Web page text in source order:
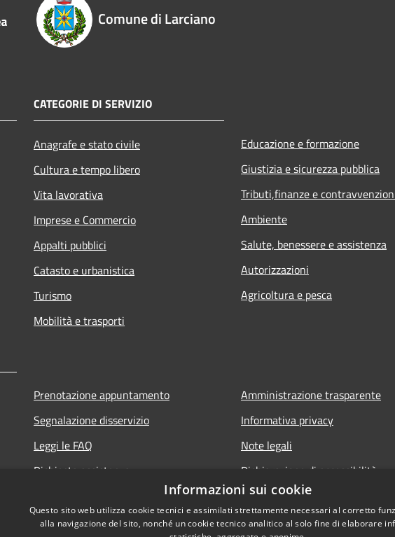
Comune di Larciano
CATEGORIE DI SERVIZIO
Anagrafe e stato civile
Cultura e tempo libero
Vita lavorativa
Imprese e Commercio
Appalti pubblici
Catasto e urbanistica
Turismo
Mobilità e trasporti
Educazione e formazione
Giustizia e sicurezza pubblica
Tributi,finanze e
Ambiente
Salute, benessere e assistenza
Autorizzazioni
Agricoltura e pesca
Prenotazione appuntamento
Segnalazione disservizio
Leggi le FAQ
Richiesta assistenza
Amministrazione trasparente
Informativa privacy
Note legali
Dichiarazione di accessibilità
Informazioni sui cookie
Questo sito web utilizza cookie tecnici e assimilati strettamente necessari al corretto
alla navigazione del sito, nonché un cookie tecnico analitico al solo fine di elaborare